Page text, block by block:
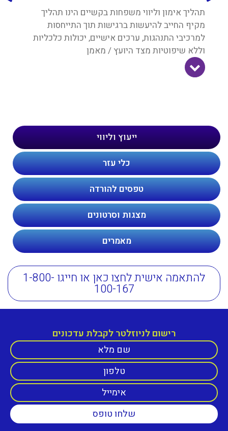
תהליך אימון וליווי משפחות בקשיים הינו תהליך
מקיף החייב להיעשות ברגישות תוך התייחסות
למרכיבי התנהגות, ערכים אישיים, יכולות כלכליות
וללא שיפוטיות מצד היועץ / מאמן
ייעוץ וליווי
כלי עזר
טפסים להורדה
מצגות וסרטונים
מאמרים
להתאמה אישית לחצו כאן או חייגו 1-800-
100-167
רישום לניוזלטר לקבלת עדכונים